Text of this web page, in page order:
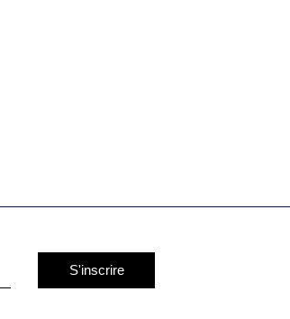
S'inscrire